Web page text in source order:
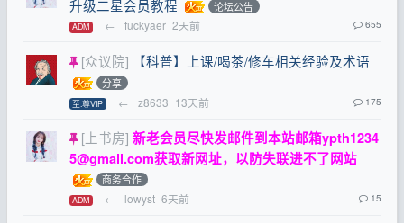
升级二星会员教程
论坛公告
ADM ← fuckyaer 2天前 655
[众议院] 【科普】上课/喝茶/修车相关经验及术语
分享
至.尊VIP ← z8633 13天前 175
[上书房] 新老会员尽快发邮件到本站邮箱ypth1234
5@gmail.com获取新网址，以防失联进不了网站
商务合作
ADM ← lowyst 6天前 15